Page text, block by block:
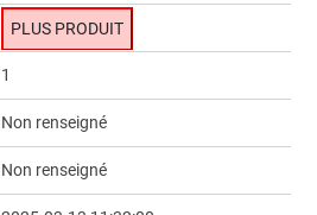
PLUS PRODUIT
1
Non renseigné
Non renseigné